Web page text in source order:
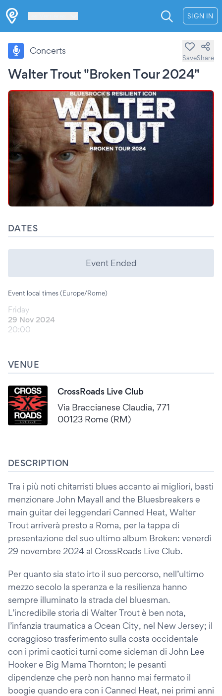
SIGN IN
Walter Trout "Broken Tour 2024"
Concerts
SaveShare
DATES
Event Ended
Event local times (Europe/Rome)
Friday
29 Nov 2024
20:00
VENUE
CrossRoads Live Club
Via Braccianese Claudia, 771
00123 Rome (RM)
DESCRIPTION
Tra i più noti chitarristi blues accanto ai migliori, basti
menzionare John Mayall and the Bluesbreakers e
main guitar dei leggendari Canned Heat, Walter
Trout arriverà presto a Roma, per la tappa di
presentazione del suo ultimo album Broken: venerdì
29 novembre 2024 al CrossRoads Live Club.
Per quanto sia stato irto il suo percorso, nell’ultimo
mezzo secolo la speranza e la resilienza hanno
sempre illuminato la strada del bluesman.
L’incredibile storia di Walter Trout è ben nota,
l’infanzia traumatica a Ocean City, nel New Jersey; il
coraggioso trasferimento sulla costa occidentale
con i primi caotici turni come sideman di John Lee
Hooker e Big Mama Thornton; le pesanti
dipendenze che però non hanno mai fermato il
boogie quando era con i Canned Heat, nei primi anni